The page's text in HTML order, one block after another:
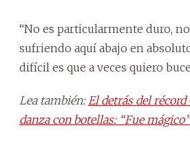
“No es particularmente duro,
sufriendo aquí abajo en
difícil es que a veces quiero
Lea también:El detrás del récord
danza con botellas: “Fue mágico”